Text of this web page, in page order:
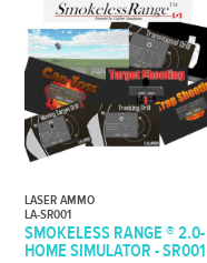
LASER AMMO
LA-SR001
SMOKELESS RANGE ® 2.0-
HOME SIMULATOR - SR001